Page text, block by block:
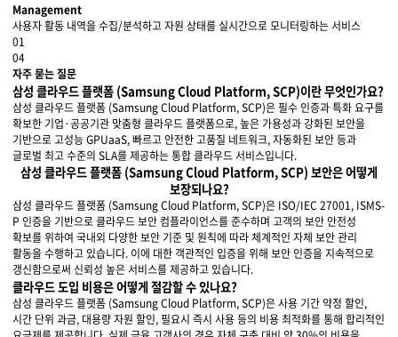
Management
사용자 활동 내역을 수집/분석하고 자원 상태를 실시간으로 모니터링하는 서비스
01
04
자주 묻는 질문
삼성 클라우드 플랫폼 (Samsung Cloud Platform, SCP)이란 무엇인가요?
삼성 클라우드 플랫폼 (Samsung Cloud Platform, SCP)은 필수 인증과 특화 요구를
확보한 기업·공공기관 맞춤형 클라우드 플랫폼으로, 높은 가용성과 강화된 보안을
기반으로 고성능 GPUaaS, 빠르고 안전한 고품질 네트워크, 자동화된 보안 등과
글로벌 최고 수준의 SLA를 제공하는 통합 클라우드 서비스입니다.
삼성 클라우드 플랫폼 (Samsung Cloud Platform, SCP) 보안은 어떻게
보장되나요?
삼성 클라우드 플랫폼 (Samsung Cloud Platform, SCP)은 ISO/IEC 27001, ISMS-
P 인증을 기반으로 클라우드 보안 컴플라이언스를 준수하며 고객의 보안 안전성
확보를 위하여 국내외 다양한 보안 기준 및 원칙에 따라 체계적인 자체 보안 관리
활동을 수행하고 있습니다. 이에 대한 객관적인 입증을 위해 보안 인증을 지속적으로
갱신함으로써 신뢰성 높은 서비스를 제공하고 있습니다.
클라우드 도입 비용은 어떻게 절감할 수 있나요?
삼성 클라우드 플랫폼 (Samsung Cloud Platform, SCP)은 사용 기간 약정 할인,
시간 단위 과금, 대용량 자원 할인, 필요시 즉시 사용 등의 비용 최적화를 통해 합리적인